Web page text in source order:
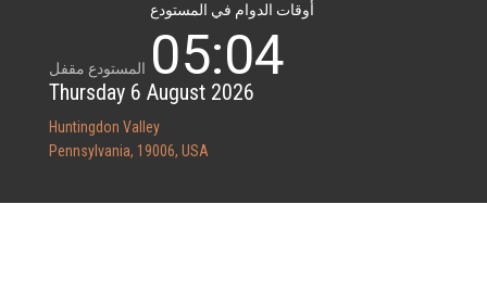
أوقات الدوام في المستودع
05:04 المستودع مقفل
Thursday 6 August 2026
Huntingdon Valley
Pennsylvania, 19006, USA